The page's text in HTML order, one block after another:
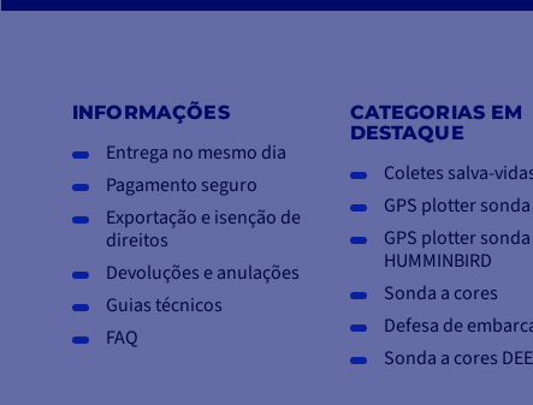
INFORMAÇÕES
Entrega no mesmo dia
Pagamento seguro
Exportação e isenção de
direitos
Devoluções e anulações
Guias técnicos
FAQ
CATEGORIAS EM
DESTAQUE
Coletes salva-
GPS plotter sonda
GPS plotter sonda
HUMMINBIRD
Sonda a cores
Defesa de
Sonda a cores